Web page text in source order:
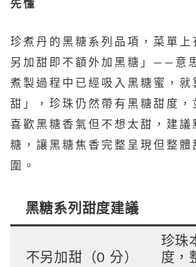
先懂
珍煮丹的黑糖系列品項，菜單上
另加甜即不額外加黑糖」——意
煮製過程中已經吸入黑糖蜜，就
甜」，珍珠仍然帶有黑糖甜度，
喜歡黑糖香氣但不想太甜，建議
糖，讓黑糖焦香完整呈現但整體
圍。
黑糖系列甜度建議
不另加甜（0 分）
珍珠
度，